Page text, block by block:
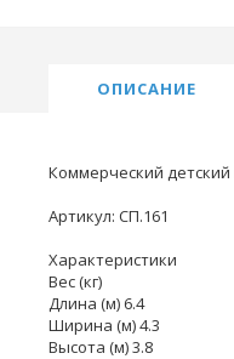
ОПИСАНИЕ
Коммерческий
Артикул: СП.161
Характеристики
Вес (кг)
Длина (м) 6.4
Ширина (м) 4.3
Высота (м) 3.8